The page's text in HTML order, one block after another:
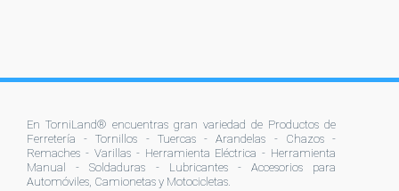
En TorniLand® encuentras gran variedad de Productos de
Ferretería - Tornillos - Tuercas - Arandelas - Chazos -
Remaches - Varillas - Herramienta Eléctrica - Herramienta
Manual - Soldaduras - Lubricantes - Accesorios para
Automóviles, Camionetas y Motocicletas.